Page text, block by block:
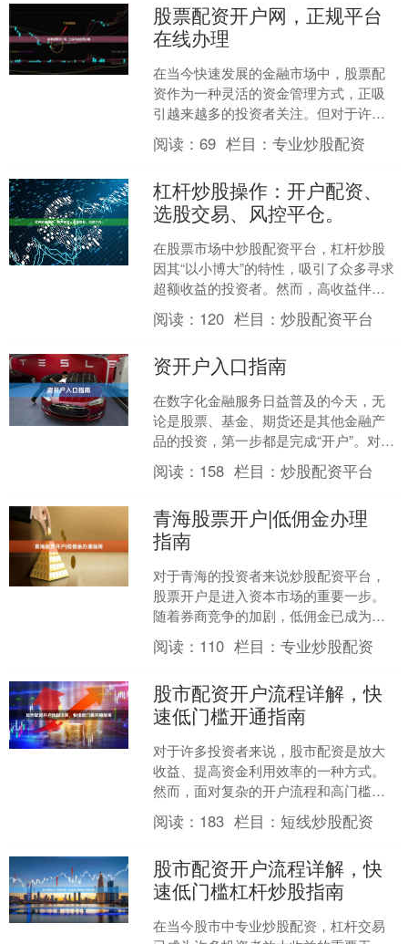
股票配资开户网，正规平台
在线办理
在当今快速发展的金融市场中，股票配
资作为一种灵活的资金管理方式，正吸
引越来越多的投资者关注。但对于许多
新手而言，如何选择一家正规、可靠的
配资平台，仍是首要难题。....
阅读：69 栏目：专业炒股配资
杠杆炒股操作：开户配资、
选股交易、风控平仓。
在股票市场中炒股配资平台，杠杆炒股
因其“以小博大”的特性，吸引了众多寻求
超额收益的投资者。然而，高收益伴随
高风险，理解并掌握“开户配资、选股交
易、风控平仓”这三....
阅读： 120 栏目：炒股配资平台
资开户入口指南
在数字化金融服务日益普及的今天，无
论是股票、基金、期货还是其他金融产
品的投资，第一步都是完成“开户”。对于
许多新手投资者而言，找到正确的“资开
户入口”并顺利完成....
阅读： 158 栏目：炒股配资平台
青海股票开户|低佣金办理
指南
对于青海的投资者来说炒股配资平台，
股票开户是进入资本市场的重要一步。
随着券商竞争的加剧，低佣金已成为吸
引客户的核心优势。本文将为您详细介
绍青海股票开户的流程、低....
阅读： 110 栏目：专业炒股配资
股市配资开户流程详解，快
速低门槛开通指南
对于许多投资者来说，股市配资是放大
收益、提高资金利用效率的一种方式。
然而，面对复杂的开户流程和高门槛，
不少人望而却步。本文将为您详细解析
股市配资的开户流程，并提....
阅读： 183 栏目： 短线炒股配资
股市配资开户流程详解，快
速低门槛杠杆炒股指南
在当今股市中专业炒股配资，杠杆交易